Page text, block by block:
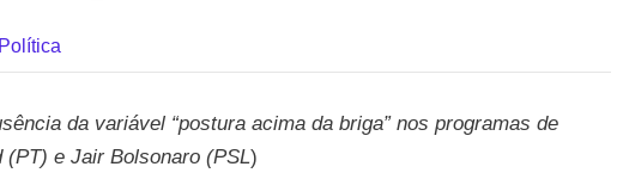
da variável “postura acima da briga” nos programas de
(PT) e Jair Bolsonaro (PSL)